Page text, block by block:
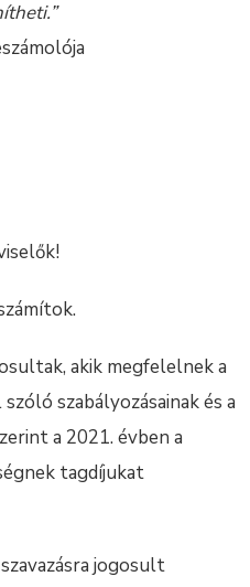
akik megfelelnek a
szabályozásainak és a
a 2021. évben a
tagdíjukat
jogosult